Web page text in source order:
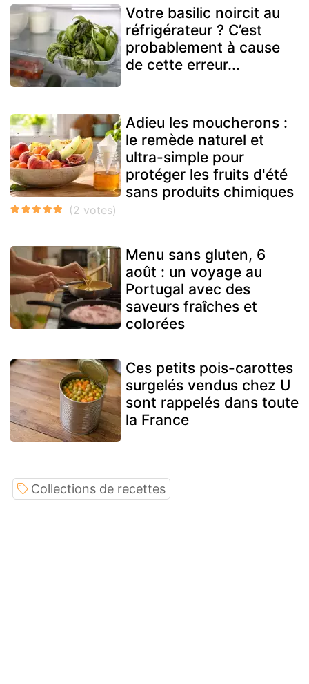
Votre basilic noircit au
réfrigérateur ? C’est
probablement à cause
de cette erreur...
Adieu les moucherons :
le remède naturel et
ultra-simple pour
protéger les fruits d'été
sans produits chimiques
Menu sans gluten, 6
août : un voyage au
Portugal avec des
saveurs fraîches et
colorées
Ces petits pois-carottes
surgelés vendus chez U
sont rappelés dans toute
la France
Collections de recettes